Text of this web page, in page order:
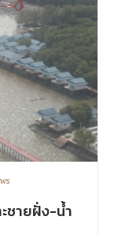
ชายฝั่ง-น้ำ